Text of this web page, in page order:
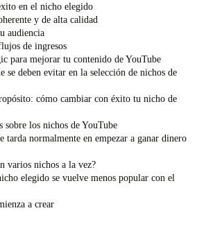
en el nicho elegido
y de alta calidad
audiencia
de ingresos
para mejorar tu contenido de YouTube
se deben evitar en la selección de nichos de
cómo cambiar con éxito tu nicho de
sobre los nichos de YouTube
tarda normalmente en empezar a ganar dinero
varios nichos a la vez?
elegido se vuelve menos popular con el
a crear